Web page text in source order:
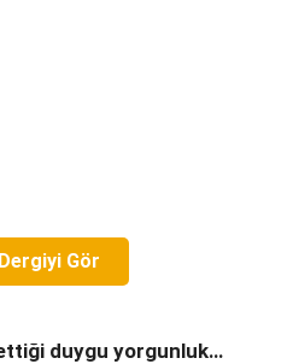
Gör
duygu yorgunluk…